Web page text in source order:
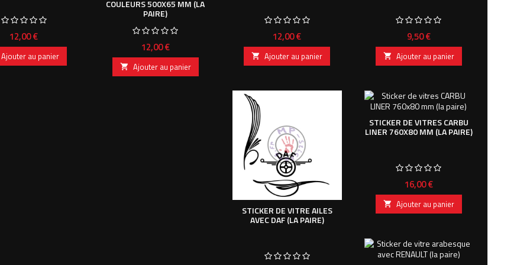
Prix
12,00 €
Ajouter au panier
COULEURS 500X65 MM (LA
PAIRE)
Prix
12,00 €
 Ajouter au panier
Prix
12,00 €
 Ajouter au panier
Prix
9,50 €
 Ajouter au panier
STICKER DE VITRE AILES
AVEC DAF (LA PAIRE)
STICKER DE VITRES CARBU
LINER 760X80 MM (LA PAIRE)
Prix
16,00 €
 Ajouter au panier